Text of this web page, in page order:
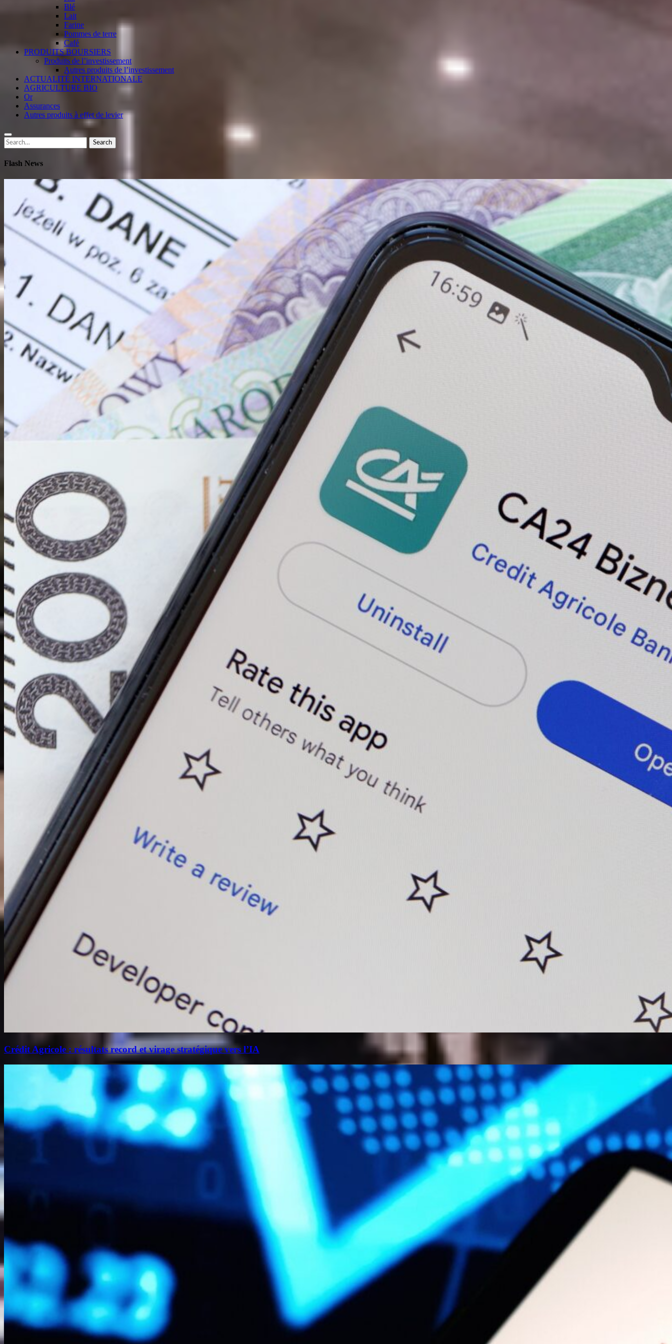
Blé
Lait
Farine
Pommes de terre
Café
PRODUITS BOURSIERS
Produits de l’investissement
Autres produits de l’investissement
ACTUALITÉ INTERNATIONALE
AGRICULTURE BIO
Or
Assurances
Autres produits à effet de levier
Search
for:
Search
Flash News
Crédit Agricole : résultats record et virage stratégique vers l’IA